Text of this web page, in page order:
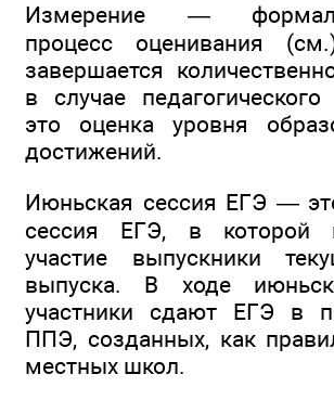
Измерение —
процесс оценивания
завершается
в случае
это оценка уровня
достижений.
Июньская сессия ЕГЭ —
сессия ЕГЭ, в которой
участие выпускники
выпуска. В ходе
участники сдают ЕГЭ в
ППЭ, созданных, как
местных школ.